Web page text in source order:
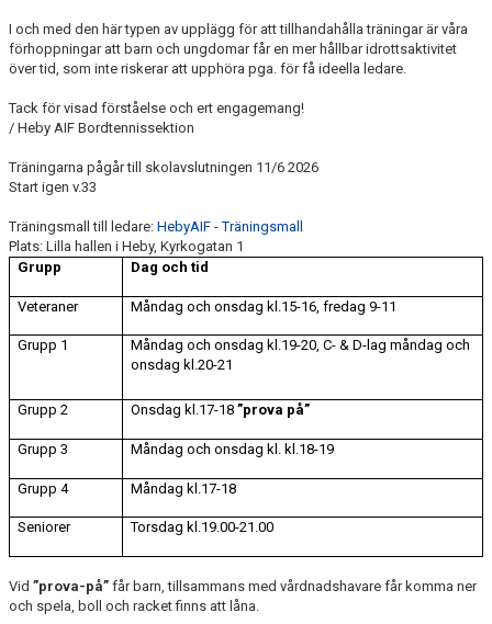
I och med den här typen av upplägg för att tillhandahålla träningar är våra
förhoppningar att barn och ungdomar får en mer hållbar idrottsaktivitet
över tid, som inte riskerar att upphöra pga. för få ideella ledare.
Tack för visad förståelse och ert engagemang!
/ Heby AIF Bordtennissektion
Träningarna pågår till skolavslutningen 11/6 2026
Start igen v.33
Träningsmall till ledare: HebyAIF - Träningsmall
Plats: Lilla hallen i Heby, Kyrkogatan 1
Grupp
Dag och tid
Veteraner Måndag och onsdag kl.15-16, fredag 9-11
Grupp 1
Måndag och onsdag kl.19-20, C- & D-lag måndag och
onsdag kl.20-21
Grupp 2 Onsdag kl.17-18”prova på”
Grupp 3 Måndag och onsdag kl. kl.18-19
Grupp 4 Måndag kl.17-18
Seniorer Torsdag kl.19.00-21.00
Vid ”prova-på” får barn, tillsammans med vårdnadshavare får komma ner
och spela, boll och racket finns att låna.